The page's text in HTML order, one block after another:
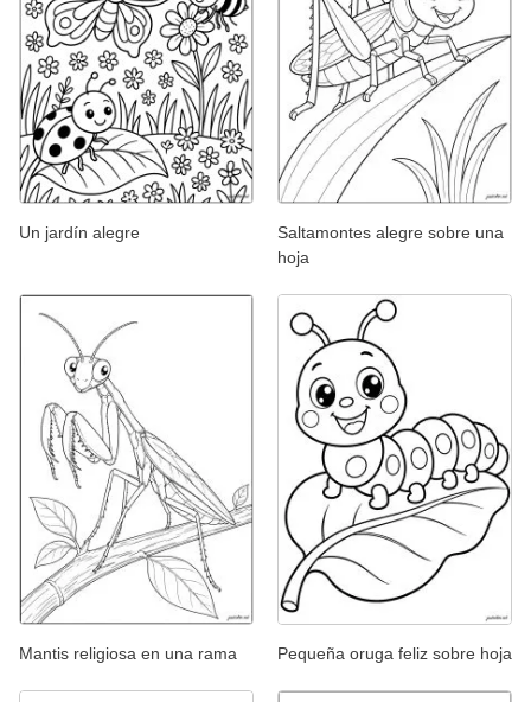
Un jardín alegre
Saltamontes alegre sobre una
hoja
Mantis religiosa en una rama Pequeña oruga feliz sobre hoja